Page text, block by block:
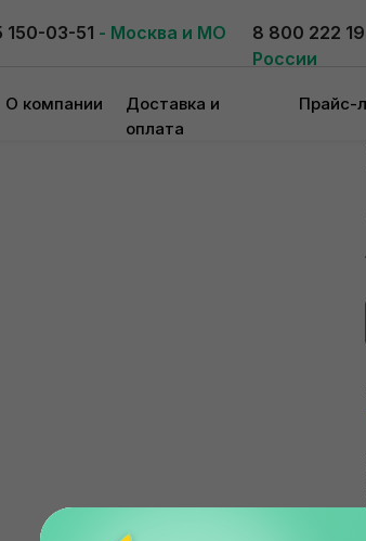
150-03-51 - Москва и МО 8 800 222 19
России
О компании
Доставка и
оплата
Прайс-